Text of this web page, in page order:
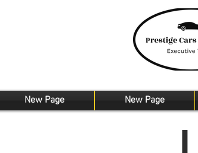
New Page New Page